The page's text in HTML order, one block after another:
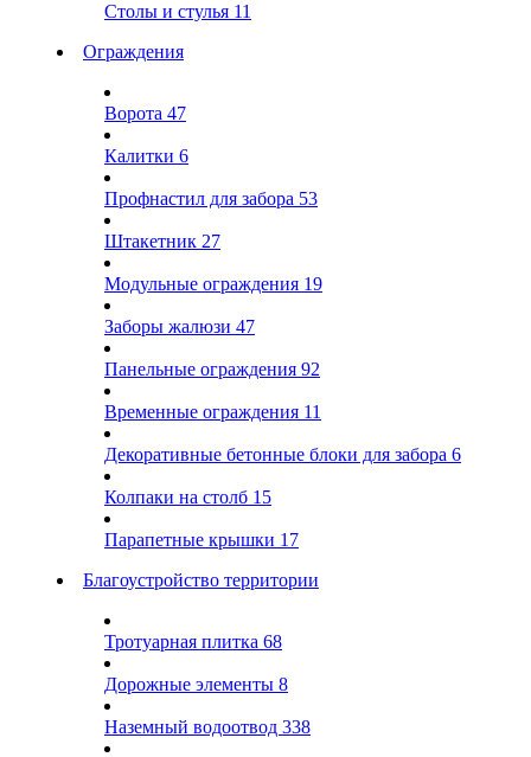
Столы и стулья 11
Ограждения
Ворота 47
Калитки 6
Профнастил для забора 53
Штакетник 27
Модульные ограждения 19
Заборы жалюзи 47
Панельные ограждения 92
Временные ограждения 11
Декоративные бетонные блоки для забора 6
Колпаки на столб 15
Парапетные крышки 17
Благоустройство территории
Тротуарная плитка 68
Дорожные элементы 8
Наземный водоотвод 338